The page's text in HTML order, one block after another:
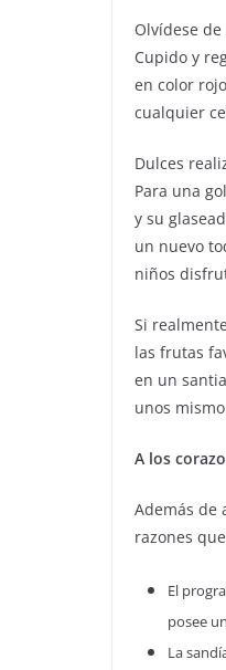
Olvídese
Cupido y
en color
cualquier
Dulces
Para una
y su
un nuevo
niños
Si
las frutas
en un
unos
A los
Además de
razones
El
posee
La